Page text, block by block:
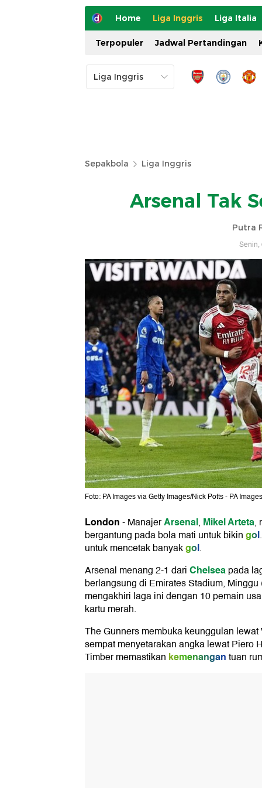
Home Liga Inggris Liga Italia
Terpopuler Jadwal Pertandingan
Sepakbola Liga Inggris
Arsenal Tak
Putra
Senin,
Foto: PA Images via Getty Images/Nick Potts - PA Images
London-ManajerArsenal, Mikel Arteta,
bergantung pada bola mati untuk bikingol
untuk mencetak banyakgol.
Arsenal menang 2-1 dariChelseapada
berlangsung di Emirates Stadium,
mengakhiri laga ini dengan 10 pemain
kartu merah.
The Gunners membuka keunggulan
sempat menyetarakan angka lewat Piero
Timber memastikan kemenangantuan